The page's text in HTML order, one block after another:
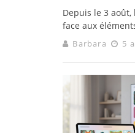
Depuis le 3
face aux
Barbara 5